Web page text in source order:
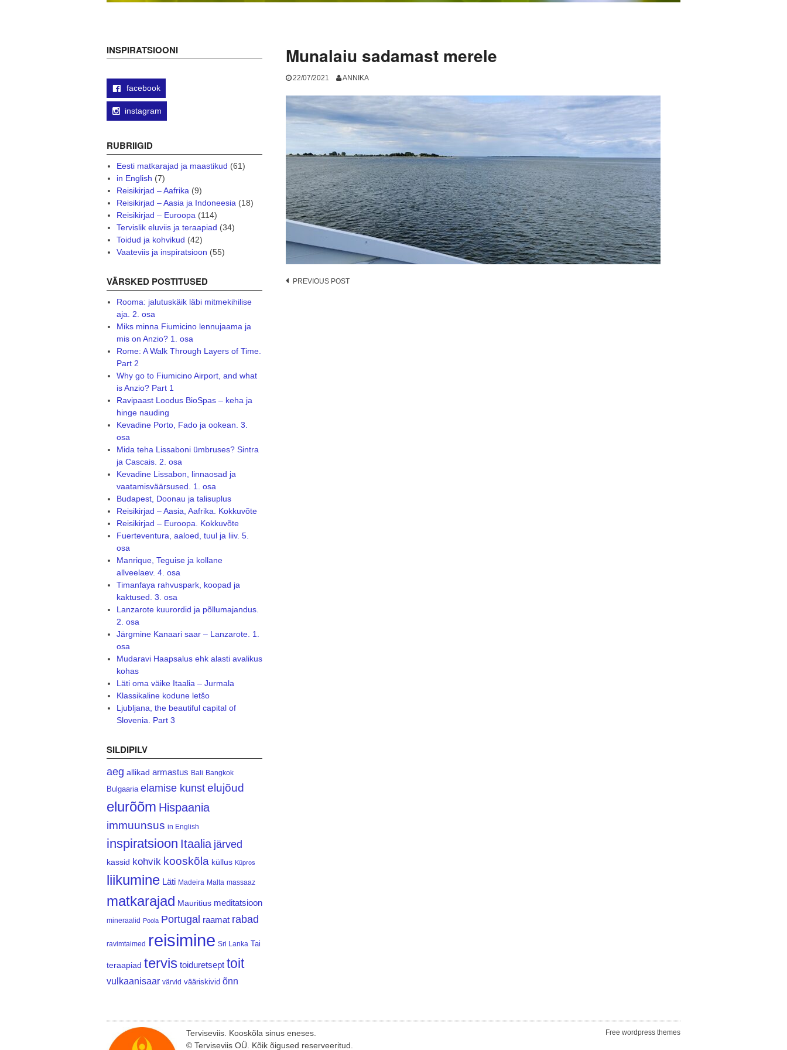
Munalaiu sadamast merele
22/07/2021 ANNIKA
Post
PREVIOUS POST
INSPIRATSIOONI
facebook
instagram
RUBRIIGID
Eesti matkarajad ja maastikud (61)
in English (7)
Reisikirjad – Aafrika(9)
Reisikirjad – Aasia ja Indoneesia(18)
Reisikirjad – Euroopa(114)
Tervislik eluviis ja teraapiad (34)
Toidud ja kohvikud (42)
Vaateviis ja inspiratsioon (55)
VÄRSKED POSTITUSED
Rooma: jalutuskäik läbi mitmekihilise
aja. 2. osa
Miks minna Fiumicino lennujaama ja
mis on Anzio? 1. osa
Rome: A Walk Through Layers of Time.
Part 2
Why go to Fiumicino Airport, and what
is Anzio? Part 1
Ravipaast Loodus BioSpas – keha ja
hinge nauding
Kevadine Porto, Fado ja ookean. 3.
osa
Mida teha Lissaboni ümbruses? Sintra
ja Cascais. 2. osa
Kevadine Lissabon, linnaosad ja
vaatamisväärsused. 1. osa
Budapest, Doonau ja talisuplus
Reisikirjad – Aasia, Aafrika. Kokkuvõte
Reisikirjad – Euroopa. Kokkuvõte
Fuerteventura, aaloed, tuul ja liiv. 5.
osa
Manrique, Teguise ja kollane
allveelaev. 4. osa
Timanfaya rahvuspark, koopad ja
kaktused. 3. osa
Lanzarote kuurordid ja põllumajandus.
2. osa
Järgmine Kanaari saar – Lanzarote. 1.
osa
Mudaravi Haapsalus ehk alasti avalikus
kohas
Läti oma väike Itaalia – Jurmala
Klassikaline kodune letšo
Ljubljana, the beautiful capital of
Slovenia. Part 3
SILDIPILV
aeg allikad armastus Bali Bangkok
Bulgaaria elamise kunst elujõud
elurõõm Hispaania
immuunsus in English
inspiratsioon Itaalia järved
kassid kohvik kooskõla küllus Küpros
liikumine Läti Madeira Malta massaaz
matkarajad Mauritius meditatsioon
mineraalid Poola Portugal raamat rabad
ravimtaimed reisimine Sri Lanka Tai
teraapiad tervis toiduretsept toit
vulkaanisaar värvid vääriskivid õnn
Terviseviis. Kooskõla sinus eneses.
© Terviseviis OÜ. Kõik õigused reserveeritud.
Free wordpress themes